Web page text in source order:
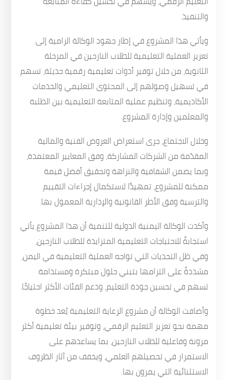
والتنفيذ.
ويأتي هذا المشروع في إطار جهود الوكالة الرامية إلى
تعزيز العملية التعليمية للطلاب النازحين في المرحلة
الثانوية، من خلال توفير أدوات تعليمية رقمية حديثة، تسهم
في تسهيل وصولهم إلى المحتوى التعليمي والخدمات
الأكاديمية، وتنظيم عملية المتابعة التعليمية بين الطلبة
والمعلمين وإدارة المشروع.
وخلال الاجتماع، جرى استعراض العروض الفنية والمالية
المقدّمة من الشركات المشاركة، وفق المعايير المعتمدة،
وبما يضمن الشفافية والنزاهة وتحقيق أفضل قيمة
ممكنة للمشروع، تمهيدًا لاستكمال إجراءات التقييم
والترسية وفق الأطر القانونية والإدارية المعمول بها.
وأكدت الوكالة اليمنية الدولية للتنمية أن هذا المشروع يأتي
استجابةً للاحتياجات التعليمية المتزايدة للطلاب النازحين،
وفي ظل التحديات التي تواجه العملية التعليمية في اليمن،
مشددةً على التزامها بتبني حلول مبتكرة ومستدامة
تسهم في تحسين جودة التعليم، ودعم الفئات الأكثر احتياجًا.
وأضافت الوكالة أن مشروع الرعاية التعليمية يُعد خطوة
مهمة نحو تعزيز التعليم الرقمي، وتوفير بيئة تعليمية أكثر
مرونة وفاعلية للطلاب النازحين، بما يساعدهم على
الاستمرار في تحصيلهم العلمي، ويخفف من آثار الظروف
الاستثنائية التي يمرون بها.